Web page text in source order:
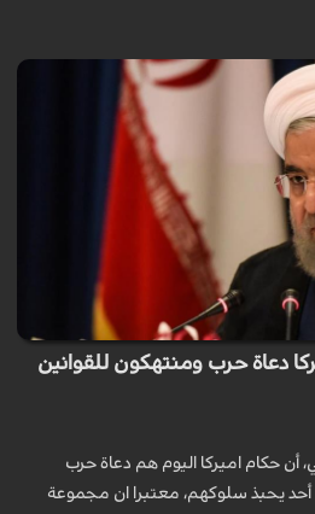
دعاة حرب ومنتهكون للقوانين
أن حكام امیركا الیوم هم دعاة حرب
أحد یحبذ سلوكهم، معتبرا ان مجموعة